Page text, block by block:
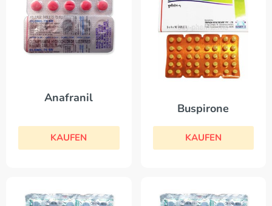
Anafranil
KAUFEN
Buspirone
KAUFEN